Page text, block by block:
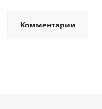
Комментарии